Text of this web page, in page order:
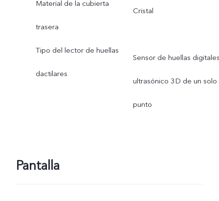
Material de la cubierta
trasera
Cristal
Tipo del lector de huellas
dactilares
Sensor de huellas
ultrasónico 3D de un solo
punto
Pantalla